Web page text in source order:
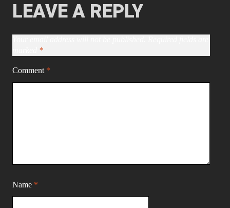
LEAVE A REPLY
*
Comment *
Name *